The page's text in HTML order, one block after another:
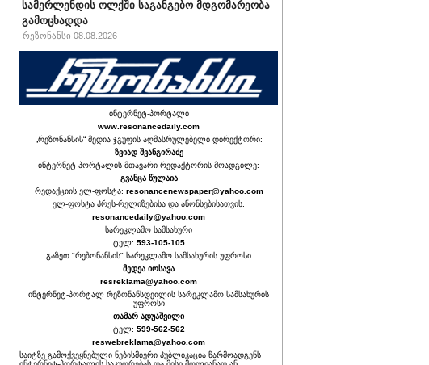
სამერლენდის ოლქში საგანგებო მდგომარეობა
გამოცხადდა
რეზონანსი 08.08.2026
ინტერნეტ-პორტალი
www.resonancedaily.com
„რეზონანსის“ მედია ჯგუფის აღმასრულებელი დირექტორი:
ზვიად შვანგირაძე
ინტერნეტ-პორტალის მთავარი რედაქტორის მოადგილე:
გვანცა წულაია
რედაქციის ელ-ფოსტა: resonancenewspaper@yahoo.com
ელ-ფოსტა პრეს-რელიზებისა და ანონსებისათვის:
resonancedaily@yahoo.com
სარეკლამო სამსახური
ტელ: 593-105-105
გაზეთ "რეზონანსის" სარეკლამო სამსახურის უფროსი
მედეა იოსავა
resreklama@yahoo.com
ინტერნეტ-პორტალ რეზონანსდეილის სარეკლამო სამსახურის
უფროსი
თამარ ადუაშვილი
ტელ: 599-562-562
reswebreklama@yahoo.com
საიტზე გამოქვეყნებული ნებისმიერი პუბლიკაცია წარმოადგენს